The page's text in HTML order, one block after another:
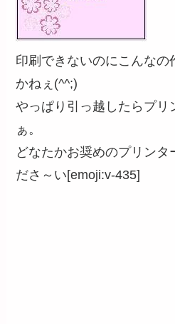
印刷できないのにこんなの
かねぇ(^^;)
やっぱり引っ越したらプリ
ぁ。
どなたかお奨めのプリンタ
ださ～い[emoji:v-435]